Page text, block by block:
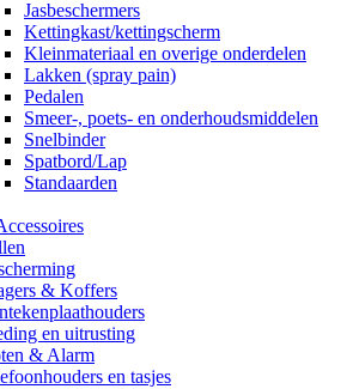
Jasbeschermers
Kettingkast/kettingscherm
Kleinmateriaal en overige onderdelen
Lakken (spray pain)
Pedalen
Smeer-, poets- en onderhoudsmiddelen
Snelbinder
Spatbord/Lap
Standaarden
& Koffers
en uitrusting
& Alarm
en tasjes